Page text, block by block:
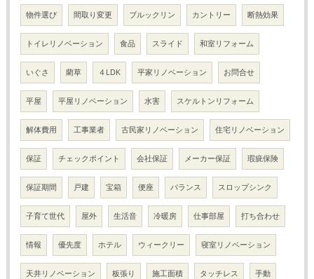
物件選び 間取り変更 ブルックリン カントリー 断熱効果
トイレリノベーション 食品 スライド 和室リフォーム
いぐさ 藺草 ４LDK 平家リノベーション お問合せ
平屋 平屋リノベーション 水害 スケルトンリフォーム
解体費用 工事業者 古民家リノベーション 住宅リノベーション
保証 チェックポイント 会社保証 メーカー保証 瑕疵保険
保証期間 戸建 宝箱 便座 バランス スロップシンク
子育て世代 屋外 生活音 冷暖房 仕事部屋 打ち合わせ
情報 優先度 ホテル ウィークリー 寝室リノベーション
天井リノベーション 板張り 施工面積 タッチレス 手動